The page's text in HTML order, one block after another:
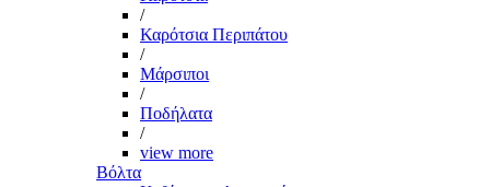
/
Καρότσια Περιπάτου
/
Μάρσιποι
/
Ποδήλατα
/
view more
Βόλτα